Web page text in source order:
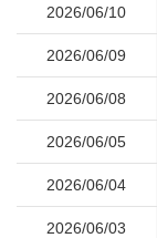
2026/06/10
2026/06/09
2026/06/08
2026/06/05
2026/06/04
2026/06/03